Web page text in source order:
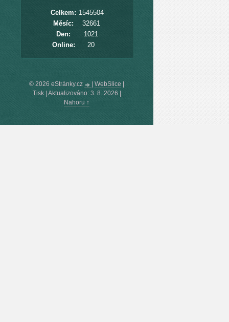
Online: 20
Celkem: 1545504
Měsíc:
32661
Den:
1021
© 2026 eStránky.cz WebSlice
Tisk| Aktualizováno: 3. 8. 2026
Nahoru ↑